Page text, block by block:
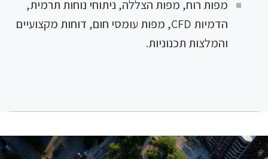
מפות רוח, מפות הצללה, ניתוחי נוחות תרמית,
הדמיות CFD, מפות עומסי חום, דוחות מקצועיים
והמלצות תכנוניות.